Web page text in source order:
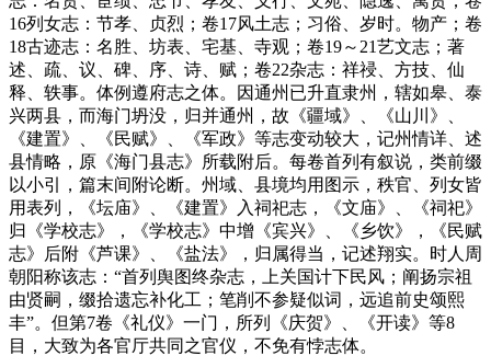
16列女志：节孝、贞烈；卷17风土志；习俗、岁时。物产；卷
18古迹志：名胜、坊表、宅基、寺观；卷19～21艺文志；著
述、疏、议、碑、序、诗、赋；卷22杂志：祥祲、方技、仙
释、轶事。体例遵府志之体。因通州已升直隶州，辖如皋、泰
兴两县，而海门坍没，归并通州，故《疆域》、《山川》、
《建置》、《民赋》、《军政》等志变动较大，记州情详、述
县情略，原《海门县志》所载附后。每卷首列有叙说，类前缀
以小引，篇末间附论断。州域、县境均用图示，秩官、列女皆
用表列，《坛庙》、《建置》入祠祀志，《文庙》、《祠祀》
归《学校志》，《学校志》中增《宾兴》、《乡饮》，《民赋
志》后附《芦课》、《盐法》，归属得当，记述翔实。时人周
朝阳称该志：“首列舆图终杂志，上关国计下民风；阐扬宗祖
由贤嗣，缀拾遗忘补化工；笔削不参疑似词，远追前史颂熙
丰”。但第7卷《礼仪》一门，所列《庆贺》、《开读》等8
目，大致为各官厅共同之官仪，不免有悖志体。